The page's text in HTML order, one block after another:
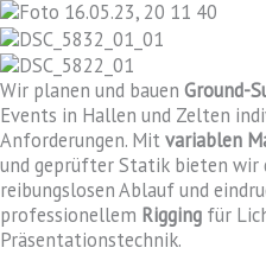
Wir planen und bauen Ground-
Events in Hallen und Zelten
Anforderungen. Mit variablen
und geprüfter Statik bieten wir
reibungslosen Ablauf und
professionellem Rigging für
Präsentationstechnik.